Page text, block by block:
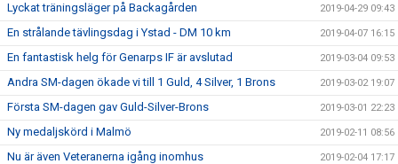
Lyckat träningsläger på Backagården 2019-04-29 09:43
En strålande tävlingsdag i Ystad - DM 10 km 2019-04-07 16:15
En fantastisk helg för Genarps IF är avslutad 2019-03-04 09:53
Andra SM-dagen ökade vi till 1 Guld, 4 Silver, 1 Brons 2019-03-02 19:07
Första SM-dagen gav Guld-Silver-Brons 2019-03-01 22:23
Ny medaljskörd i Malmö 2019-02-11 08:56
Nu är även Veteranerna igång inomhus 2019-02-04 17:17